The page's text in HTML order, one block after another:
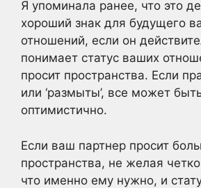
Я упоминала ранее, что это
хороший знак для будущего
отношений, если он
понимает статус ваших
просит пространства. Если
или ‘размыты’, все может
оптимистично.
Если ваш партнер просит
пространства, не желая
что именно ему нужно, и